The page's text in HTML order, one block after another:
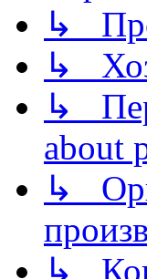
↳
↳
↳
about
↳
↳